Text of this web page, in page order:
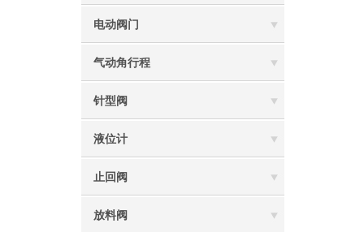
电动阀门
气动角行程
针型阀
液位计
止回阀
放料阀